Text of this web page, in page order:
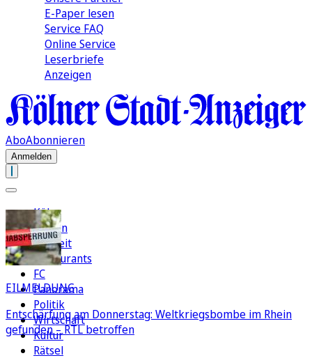
E-Paper lesen
Service FAQ
Online Service
Leserbriefe
Anzeigen
AboAbonnieren
Anmelden
Köln
Region
Freizeit
Restaurants
FC
Panorama
Politik
Wirtschaft
Kultur
Rätsel
EILMELDUNG
Entschärfung am Donnerstag: Weltkriegsbombe im Rhein
gefunden – RTL betroffen